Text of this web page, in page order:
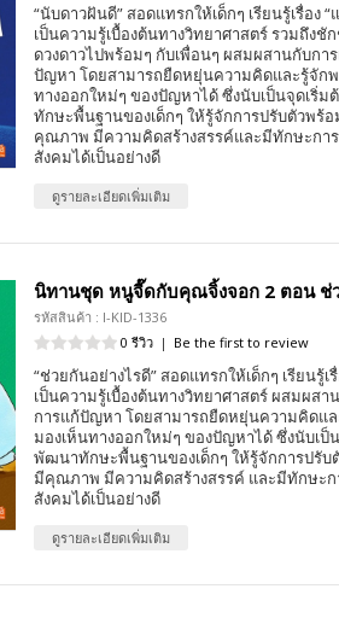
“นับดาวฝันดี” สอดแทรกให้เด็กๆ เรียนรู้เรื่อง “
เป็นความรู้เบื้องต้นทางวิทยาศาสตร์ รวมถึงชั
ดวงดาวไปพร้อมๆ กับเพื่อนๆ ผสมผสานกับกา
ปัญหา โดยสามารถยืดหยุ่นความคิดและรู้จัก
ทางออกใหม่ๆ ของปัญหาได้ ซึ่งนับเป็นจุดเริ่
ทักษะพื้นฐานของเด็กๆ ให้รู้จักการปรับตัวพร้อ
คุณภาพ มีความคิดสร้างสรรค์และมีทักษะกา
สังคมได้เป็นอย่างดี
ดูรายละเอียดเพิ่มเติม
นิทานชุด หนูจี๊ดกับคุณจิ้งจอก 2 ตอน ช่
รหัสสินค้า : I-KID-1336
0 รีวิว | Be the first to review
“ช่วยกันอย่างไรดี” สอดแทรกให้เด็กๆ เรียนรู้เ
เป็นความรู้เบื้องต้นทางวิทยาศาสตร์ ผสมผสา
การแก้ปัญหา โดยสามารถยืดหยุ่นความคิดแ
มองเห็นทางออกใหม่ๆ ของปัญหาได้ ซึ่งนับเป็
พัฒนาทักษะพื้นฐานของเด็กๆ ให้รู้จักการปรับ
มีคุณภาพ มีความคิดสร้างสรรค์ และมีทักษะ
สังคมได้เป็นอย่างดี
ดูรายละเอียดเพิ่มเติม